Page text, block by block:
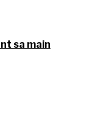
sa main